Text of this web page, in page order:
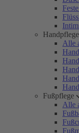
Handpflege
Alle
Fußpflege
Alle